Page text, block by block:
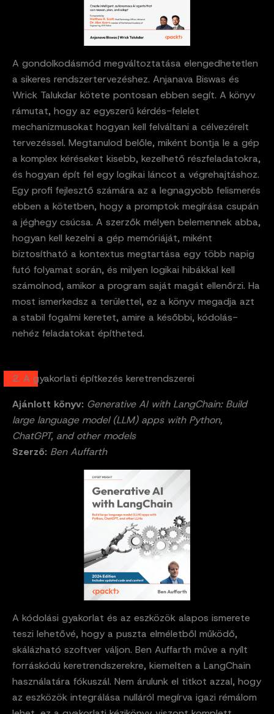
A gondolkodásmód megváltoztatása elengedhetetlen
a sikeres rendszertervezéshez. Anjanava Biswas és
Wrick Talukdar kötete pontosan ebben segít. A könyv
rámutat, hogy az egyszerű kérdés-felelet
mechanizmusokat hogyan kell felváltani a célvezérelt
tervezéssel. Megtanulod belőle, miként bontja le a gép
a komplex kéréseket kisebb, kezelhető részfeladatokra,
és hogyan épít fel egy logikai láncot a végrehajtáshoz.
Egy profi fejlesztő számára az a legnagyobb felismerés
ebben a kötetben, hogy a promptok megírása csupán
a jéghegy csúcsa. A szerzők mélyen belemennek abba,
hogyan kell kezelni a gép memóriáját, miként
biztosítható a kontextus megtartása egy több napig
futó folyamat során, és milyen logikai hibákkal kell
számolnod, amikor a program saját magát ellenőrzi. Ha
most ismerkedsz a területtel, ez a könyv megadja azt
a stabil fogalmi keretet, amire a későbbi, kódolás-
nehéz feladatokat építheted.
2. A gyakorlati építkezés keretrendszerei
Ajánlott könyv: Generative AI with LangChain: Build
large language model (LLM) apps with Python,
ChatGPT, and other models
Szerző: Ben Auffarth
A kódolási gyakorlat és az eszközök alapos ismerete
teszi lehetővé, hogy a puszta elméletből működő,
skálázható szoftver váljon. Ben Auffarth műve a nyílt
forráskódú keretrendszerekre, kiemelten a LangChain
használatára fókuszál. Nem árulunk el titkot azzal, hogy
az eszközök integrálása nulláról megírva igazi rémálom